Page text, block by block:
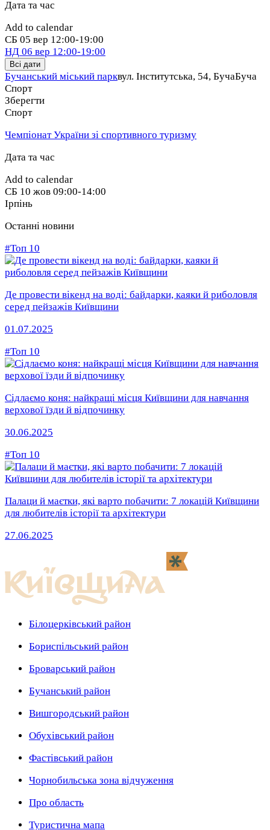
Дата та час
Add to calendar
СБ 05 вер 12:00-19:00
НД 06 вер 12:00-19:00
Всі дати
Бучанський міський парквул. Інститутська, 54, БучаБуча
Спорт
Зберегти
Спорт
Чемпіонат України зі спортивного туризму
Дата та час
Add to calendar
СБ 10 жов 09:00-14:00
Ірпінь
Останні новини
#Топ 10
Де провести вікенд на воді: байдарки, каяки й риболовля
серед пейзажів Київщини
01.07.2025
#Топ 10
Сідлаємо коня: найкращі місця Київщини для навчання
верхової їзди й відпочинку
30.06.2025
#Топ 10
Палаци й маєтки, які варто побачити: 7 локацій Київщини
для любителів історії та архітектури
27.06.2025
Білоцерківський район
Бориспільський район
Броварський район
Бучанський район
Вишгородський район
Обухівський район
Фастівський район
Чорнобильська зона відчуження
Про область
Туристична мапа